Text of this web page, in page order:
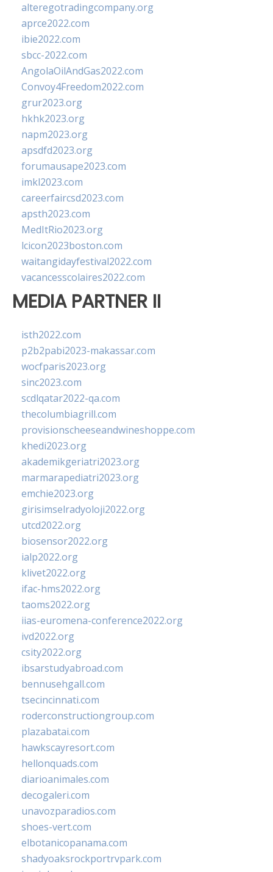
alteregotradingcompany.org
aprce2022.com
ibie2022.com
sbcc-2022.com
AngolaOilAndGas2022.com
Convoy4Freedom2022.com
grur2023.org
hkhk2023.org
napm2023.org
apsdfd2023.org
forumausape2023.com
imkl2023.com
careerfaircsd2023.com
apsth2023.com
MedItRio2023.org
lcicon2023boston.com
waitangidayfestival2022.com
vacancesscolaires2022.com
MEDIA PARTNER II
isth2022.com
p2b2pabi2023-makassar.com
wocfparis2023.org
sinc2023.com
scdlqatar2022-qa.com
thecolumbiagrill.com
provisionscheeseandwineshoppe.com
khedi2023.org
akademikgeriatri2023.org
marmarapediatri2023.org
emchie2023.org
girisimselradyoloji2022.org
utcd2022.org
biosensor2022.org
ialp2022.org
klivet2022.org
ifac-hms2022.org
taoms2022.org
iias-euromena-conference2022.org
ivd2022.org
csity2022.org
ibsarstudyabroad.com
bennusehgall.com
tsecincinnati.com
roderconstructiongroup.com
plazabatai.com
hawkscayresort.com
hellonquads.com
diarioanimales.com
decogaleri.com
unavozparadios.com
shoes-vert.com
elbotanicopanama.com
shadyoaksrockportrvpark.com